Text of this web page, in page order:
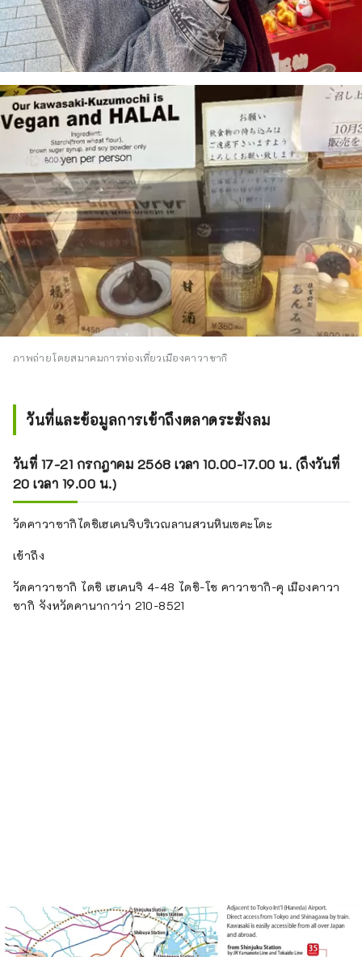
ภาพถ่ายโดยสมาคมการท่องเที่ยวเมืองคาวาซากิ
วันที่และข้อมูลการเข้าถึงตลาดระฆังลม
วันที่ 17-21 กรกฎาคม 2568 เวลา 10.00-17.00 น. (ถึงวันที่
20 เวลา 19.00 น.)
วัดคาวาซากิไดชิเฮเคนจิบริเวณลานสวนหินเซคะโดะ
เข้าถึง
วัดคาวาซากิ ไดชิ เฮเคนจิ 4-48 ไดชิ-โช คาวาซากิ-คุ เมืองคาวา
ซากิ จังหวัดคานากาว่า 210-8521